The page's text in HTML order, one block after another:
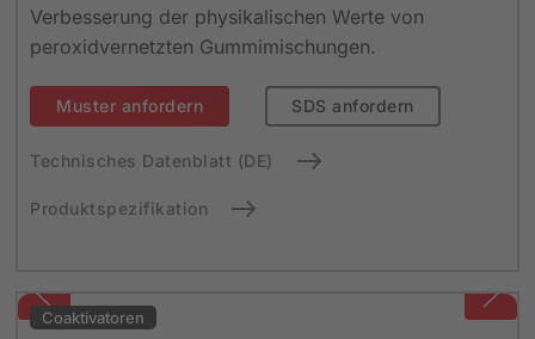
Verbesserung der physikalischen Werte von
peroxidvernetzten Gummimischungen.
Muster anfordern SDS anfordern
Technisches Datenblatt (DE)
Produktspezifikation
Coaktivatoren